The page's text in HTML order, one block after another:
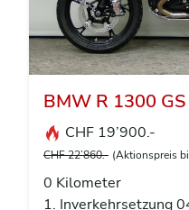
BMW R 1300 GS
CHF 19’900.-
CHF 22’860.- (Aktionspreis
0 Kilometer
1. Inverkehrsetzung